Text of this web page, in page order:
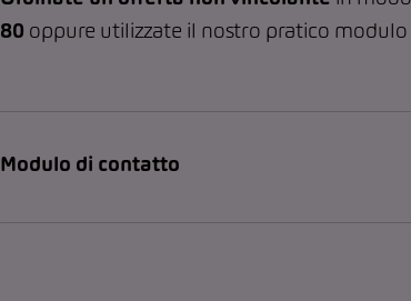
80 oppure utilizzate il nostro pratico
Modulo di contatto